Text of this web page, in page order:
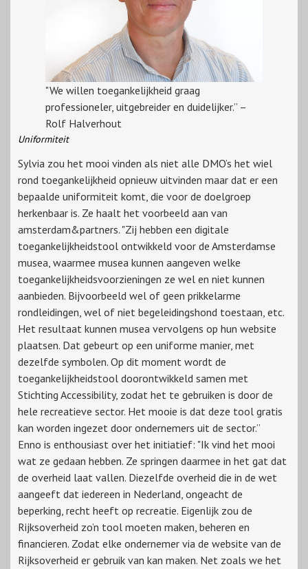
"We willen toegankelijkheid graag
professioneler, uitgebreider en duidelijker.” –
Rolf Halverhout
Uniformiteit
Sylvia zou het mooi vinden als niet alle DMO’s het wiel
rond toegankelijkheid opnieuw uitvinden maar dat er een
bepaalde uniformiteit komt, die voor de doelgroep
herkenbaar is. Ze haalt het voorbeeld aan van
amsterdam&partners. "Zij hebben een digitale
toegankelijkheidstool ontwikkeld voor de Amsterdamse
musea, waarmee musea kunnen aangeven welke
toegankelijkheidsvoorzieningen ze wel en niet kunnen
aanbieden. Bijvoorbeeld wel of geen prikkelarme
rondleidingen, wel of niet begeleidingshond toestaan, etc.
Het resultaat kunnen musea vervolgens op hun website
plaatsen. Dat gebeurt op een uniforme manier, met
dezelfde symbolen. Op dit moment wordt de
toegankelijkheidstool doorontwikkeld samen met
Stichting Accessibility, zodat het te gebruiken is door de
hele recreatieve sector. Het mooie is dat deze tool gratis
kan worden ingezet door ondernemers uit de sector.”
Enno is enthousiast over het initiatief: "Ik vind het mooi
wat ze gedaan hebben. Ze springen daarmee in het gat dat
de overheid laat vallen. Diezelfde overheid die in de wet
aangeeft dat iedereen in Nederland, ongeacht de
beperking, recht heeft op recreatie. Eigenlijk zou de
Rijksoverheid zo’n tool moeten maken, beheren en
financieren. Zodat elke ondernemer via de website van de
Rijksoverheid er gebruik van kan maken. Net zoals we het